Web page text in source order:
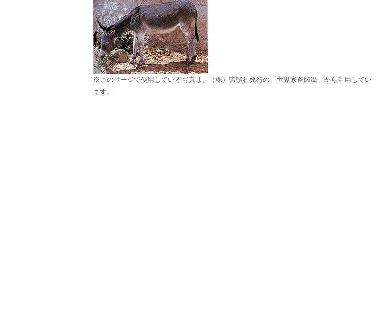
※このページで使用している写真は、（株）講談社発行の「世界家畜図鑑」から引用してい
ます。